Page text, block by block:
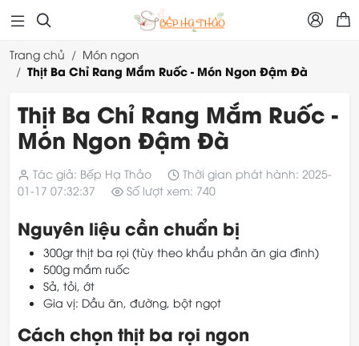
  
Trang chủ Món ngon
Thịt Ba Chỉ Rang Mắm Ruốc - Món Ngon Đậm Đà
Thịt Ba Chỉ Rang Mắm Ruốc -
Món Ngon Đậm Đà
Tác giả: Bếp Hạ Thảo
Thời gian phát hành: 2025-
01-17 07:32:37
Số lượt xem: 740
Nguyên liệu cần chuẩn bị
300gr thịt ba rọi (tùy theo khẩu phần ăn gia đình)
500g mắm ruốc
Sả, tỏi, ớt
Gia vị: Dầu ăn, đường, bột ngọt
Cách chọn thịt ba rọi ngon